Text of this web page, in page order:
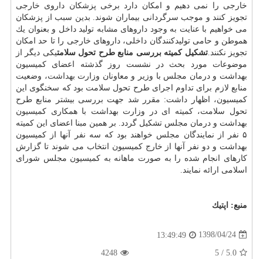
خارجی را نمی دهیم و امكان دارد برخی پزشكان داروی خارجی
تجویز كنند و موجب سرگردانی بیماران شوند. بدین سبب از پزشكان
می خواهیم با عنایت به وجود داروهای مشابه تولید داخل و بعنوان یك
هموطن و حامی تولیدكنندگان داخلی، داروهای خارجی را تا حد امكان
تجویز نكنند.تشكیل كمیته بررسی منابع طرح تحول سلامتیكی دیگر از
موضوعات مورد بحث در نشست روز گذشته اعضای كمیسیون
بهداشت و درمان مجلس با وزیر و معاونان وزارت بهداشت، وضعیت
منابع لازم برای تداوم اجرای طرح تحول سلامت بود كه سخنگوی این
كمیسیون، اظهار داشت: مقرر شد جهت بررسی بیشتر منابع طرح
تحول سلامت، كمیته ای در وزارت بهداشت با همكاری كمیسیون
بهداشت و درمان مجلس تشكیل گردد. بر همین مبنا اعضای این كمیته
۵ نفر از نمایندگان مجلس خواهند بود كه سه نفر آنها از كمیسیون
بهداشت و دو نفر آنها از خارج كمیسیون انتخاب می شوند تا گزارش
كارهای انجام شده را به صورت ماهانه به كمیسیون مجلس شورای
اسلامی ارائه نمایند.
منبع: اپتیك
1398/04/24
13:49:49
5.0
/
5
4248